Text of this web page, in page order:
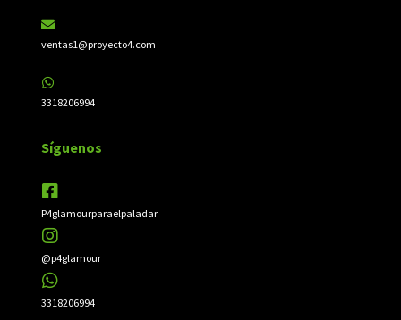
ventas1@proyecto4.com
3318206994
Síguenos
P4glamourparaelpaladar
@p4glamour
3318206994